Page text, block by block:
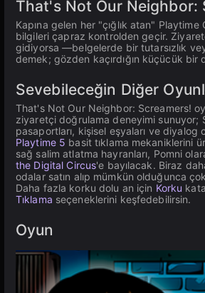
That's Not Our Neighbor:
Kapına gelen her "çığlık atan"
bilgileri çapraz kontrolden geçir.
gidiyorsa —belgelerde bir tutarsızlık
demek; gözden kaçırdığın küçücük
Sevebileceğin Diğer
That's Not Our Neighbor: Screamers!
ziyaretçi doğrulama deneyimi sunuyor;
pasaportları, kişisel eşyaları ve diyalog
Playtime 5 basit tıklama mekaniklerini
sağ salim atlatma hayranları, Pomni
the Digital Circus'e bayılacak. Biraz
odalar satın alıp mümkün olduğunca
Daha fazla korku dolu an için Korku
Tıklama seçeneklerini keşfedebilirsin.
Oyun